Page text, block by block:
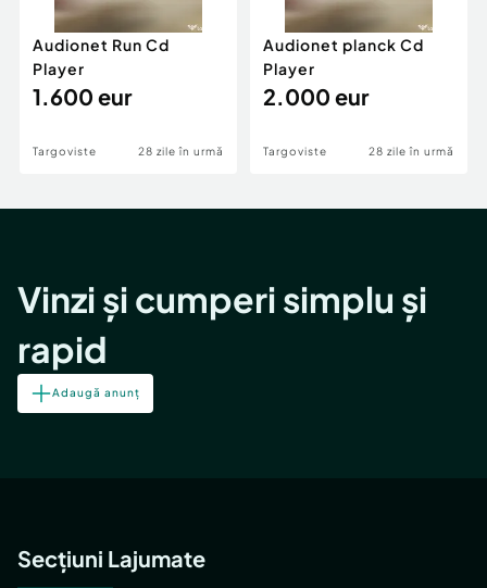
Audionet Run Cd
Player
1.600 eur
Targoviste 28 zile în urmă
Audionet planck Cd
Player
2.000 eur
Targoviste 28 zile în urmă
Vinzi și cumperi simplu și
rapid
Adaugă anunț
Secțiuni Lajumate